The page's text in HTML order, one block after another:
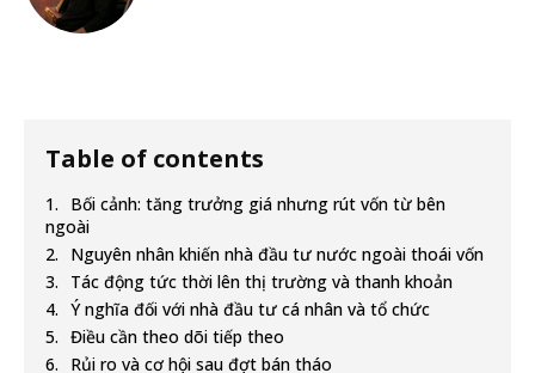
Table of contents
Bối cảnh: tăng trưởng giá nhưng rút vốn từ bên
ngoài
Nguyên nhân khiến nhà đầu tư nước ngoài thoái vốn
Tác động tức thời lên thị trường và thanh khoản
Ý nghĩa đối với nhà đầu tư cá nhân và tổ chức
Điều cần theo dõi tiếp theo
Rủi ro và cơ hội sau đợt bán tháo